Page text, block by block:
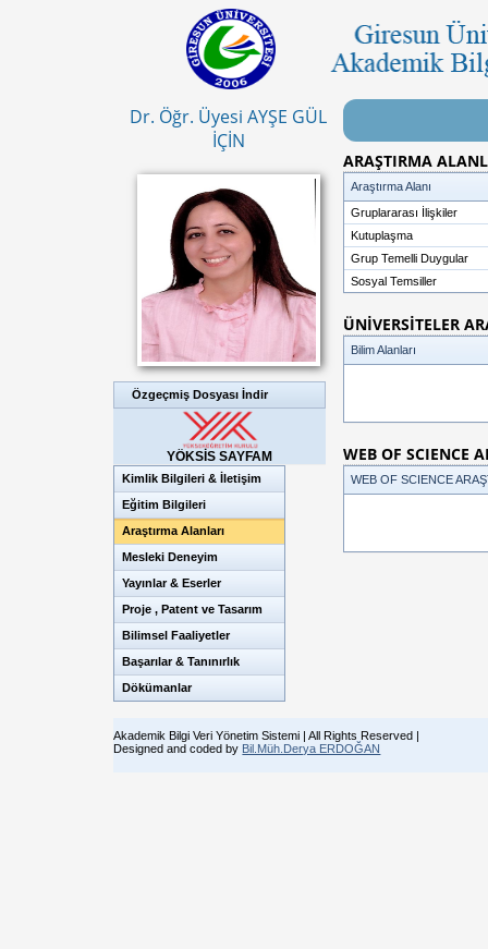
Dr. Öğr. Üyesi AYŞE GÜL
İÇİN
Özgeçmiş Dosyası İndir
YÖKSİS SAYFAM
Kimlik Bilgileri & İletişim
Eğitim Bilgileri
Araştırma Alanları
Mesleki Deneyim
Yayınlar & Eserler
Proje , Patent ve Tasarım
Bilimsel Faaliyetler
Başarılar & Tanınırlık
Dökümanlar
ARAŞTIRMA
Araştırma Alanı
Gruplararası İlişkiler
Kutuplaşma
Grup Temelli Duygular
Sosyal Temsiller
ÜNİVERSİTELER
Bilim Alanları
WEB OF SCIENCE
WEB OF SCIENCE
Akademik Bilgi Veri Yönetim Sistemi | All Rights Reserved |
Designed and coded by Bil.Müh.Derya ERDOĞAN